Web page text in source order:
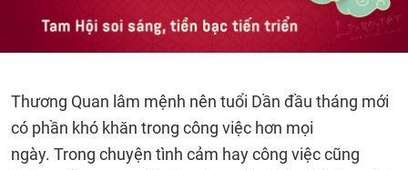
Thương Quan lâm mệnh nên tuổi Dần đầu tháng mới
có phần khó khăn trong công việc hơn mọi
ngày. Trong chuyện tình cảm hay công việc cũng